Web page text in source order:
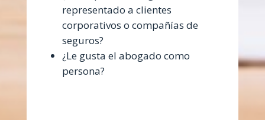
representado a clientes
corporativos o compañías de
seguros?
¿Le gusta el abogado como
persona?